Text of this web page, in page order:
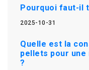
Pourquoi faut-il
2025-10-31
Quelle est la
pellets pour une
?